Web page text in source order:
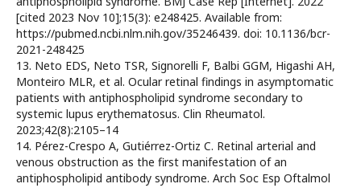
[cited 2023 Nov 10];15(3): e248425. Available from:
https://pubmed.ncbi.nlm.nih.gov/35246439. doi: 10.1136/bcr-
2021-248425
13. Neto EDS, Neto TSR, Signorelli F, Balbi GGM, Higashi AH,
Monteiro MLR, et al. Ocular retinal findings in asymptomatic
patients with antiphospholipid syndrome secondary to
systemic lupus erythematosus. Clin Rheumatol.
2023;42(8):2105–14
14. Pérez-Crespo A, Gutiérrez-Ortiz C. Retinal arterial and
venous obstruction as the first manifestation of an
antiphospholipid antibody syndrome. Arch Soc Esp Oftalmol